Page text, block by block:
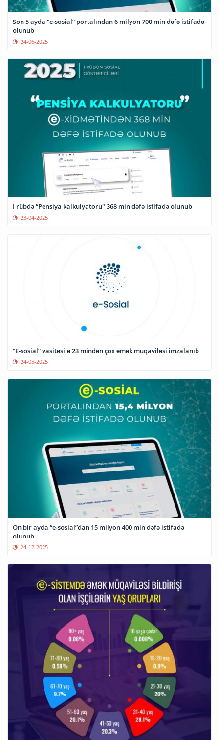
Son 5 ayda “e-sosial” portalından 6 milyon 700 min dəfə istifadə
olunub
24-06-2025
I rübdə “Pensiya kalkulyatoru" 368 min dəfə istifadə olunub
23-04-2025
“E-sosial” vasitəsilə 23 mindən çox əmək müqaviləsi imzalanıb
24-05-2025
On bir ayda “e-sosial”dan 15 milyon 400 min dəfə istifadə
olunub
24-12-2025